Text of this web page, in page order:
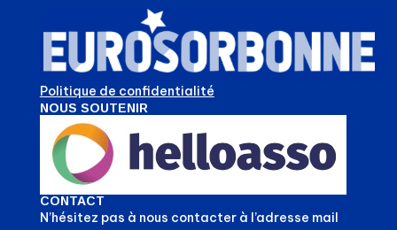
Politique de confidentialité
NOUS SOUTENIR
CONTACT
N’hésitez pas à nous contacter à l’adresse mail